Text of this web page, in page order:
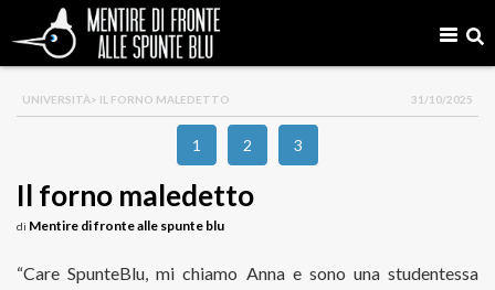
UNIVERSITÀ> IL FORNO MALEDETTO 31/10/2025
1 2 3
Il forno maledetto
di Mentire di fronte alle spunte blu
“Care SpunteBlu, mi chiamo Anna e sono una studentessa